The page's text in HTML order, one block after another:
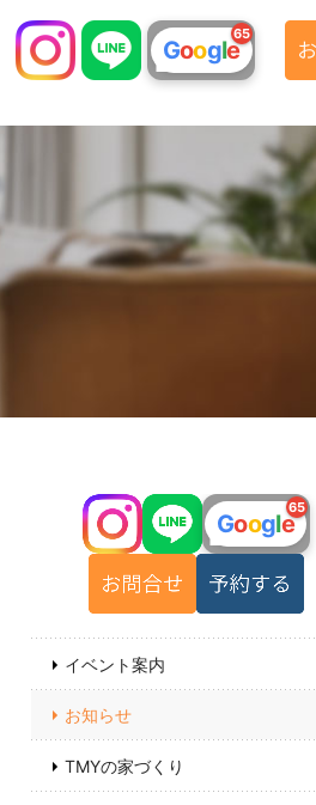
Google
65
イベント案内
お知らせ
TMYの家づくり
Google
65